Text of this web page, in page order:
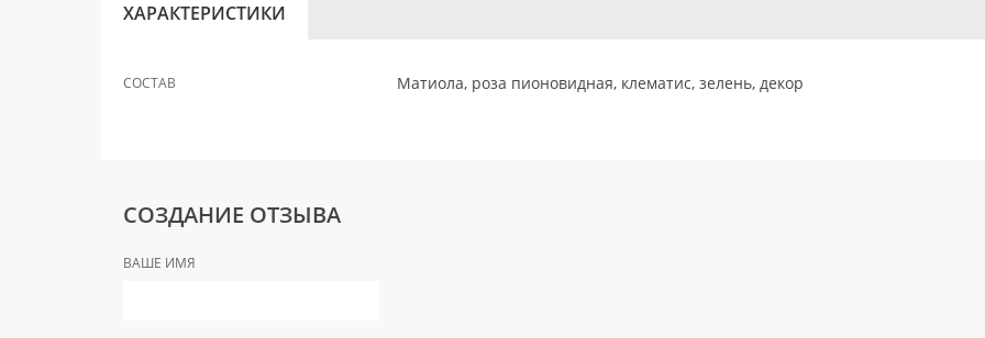
ХАРАКТЕРИСТИКИ
СОСТАВ Матиола, роза пионовидная, клематис, зелень, декор
СОЗДАНИЕ ОТЗЫВА
ВАШЕ ИМЯ